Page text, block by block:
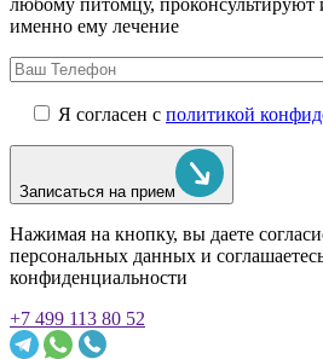
любому питомцу, проконсультируют
именно ему лечение
Я согласен с политикой
Записаться на прием
Нажимая на кнопку, вы даете
персональных данных и
конфиденциальности
+7 499 113 80 52